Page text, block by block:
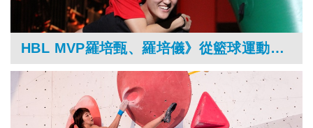
HBL MVP羅培甄、羅培儀》從籃球運動，學習克服挫折的能耐！